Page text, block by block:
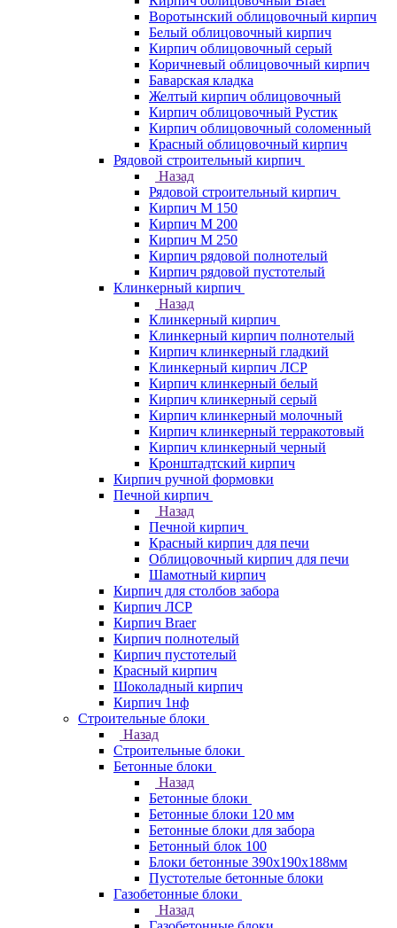
Воротынский облицовочный кирпич
Белый облицовочный кирпич
Кирпич облицовочный серый
Коричневый облицовочный кирпич
Баварская кладка
Желтый кирпич облицовочный
Кирпич облицовочный Рустик
Кирпич облицовочный соломенный
Красный облицовочный кирпич
Рядовой строительный кирпич
Назад
Рядовой строительный кирпич
Кирпич М 150
Кирпич М 200
Кирпич М 250
Кирпич рядовой полнотелый
Кирпич рядовой пустотелый
Клинкерный кирпич
Назад
Клинкерный кирпич
Клинкерный кирпич полнотелый
Кирпич клинкерный гладкий
Клинкерный кирпич ЛСР
Кирпич клинкерный белый
Кирпич клинкерный серый
Кирпич клинкерный молочный
Кирпич клинкерный терракотовый
Кирпич клинкерный черный
Кронштадтский кирпич
Кирпич ручной формовки
Печной кирпич
Назад
Печной кирпич
Красный кирпич для печи
Облицовочный кирпич для печи
Шамотный кирпич
Кирпич для столбов забора
Кирпич ЛСР
Кирпич Braer
Кирпич полнотелый
Кирпич пустотелый
Красный кирпич
Шоколадный кирпич
Кирпич 1нф
Строительные блоки
Назад
Строительные блоки
Бетонные блоки
Назад
Бетонные блоки
Бетонные блоки 120 мм
Бетонные блоки для забора
Бетонный блок 100
Блоки бетонные 390х190х188мм
Пустотелые бетонные блоки
Газобетонные блоки
Назад